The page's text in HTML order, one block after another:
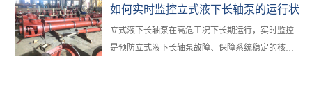
击，延长立式液下长轴泵关键部件使用寿命‌。···
如何实时监控立式液下长轴泵的运行状
态？
立式液下长轴泵在高危工况下长期运行，实时监控
是预防立式液下长轴泵故障、保障系统稳定的核心